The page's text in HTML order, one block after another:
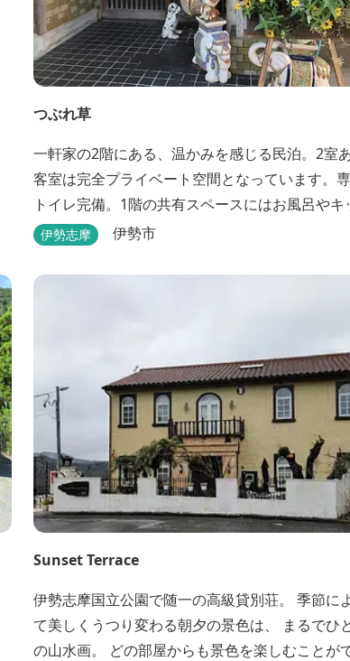
つぶれ草
一軒家の2階にある、温かみを感じる民泊。2室
客室は完全プライベート空間となっています。
トイレ完備。1階の共有スペースにはお風呂やキ
ンもあります。
伊勢志摩 伊勢市
Sunset Terrace
伊勢志摩国立公園で随一の高級貸別荘。 季節に
て美しくうつり変わる朝夕の景色は、 まるでひ
の山水画。 どの部屋からも景色を楽しむことが